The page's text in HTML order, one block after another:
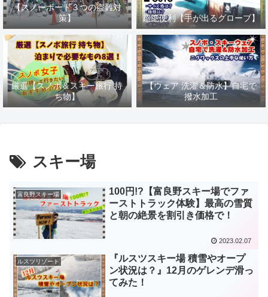
【スノーボード３つの盗難対
策】
超絶便利【手が出るグローブ】
厳選【スノボ＆スキー旅行 持
ち物】
【ウェア 洗濯＆防水】自宅で
撥水加工
スキー場
富良野スキー場
100円!?【富良野スキー場でファ
ーストトラック体験】最高の雪質
と朝の絶景を割引き価格で！
2023.02.07
ルスツリゾート
『ルスツスキー場 積雪やオープ
ン状況は？』12月のゲレンデ滑っ
てみた！